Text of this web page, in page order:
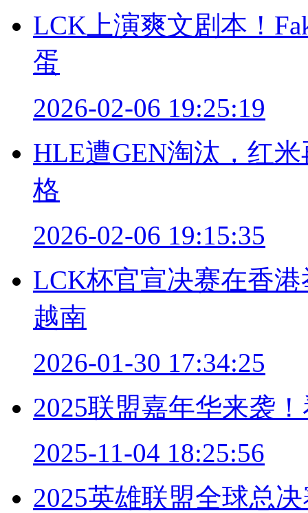
LCK上演爽文剧本！
蛋
2026-02-06 19:25:19
HLE遭GEN淘汰，红
格
2026-02-06 19:15:35
LCK杯官宣决赛在香
越南
2026-01-30 17:34:25
2025联盟嘉年华来袭
2025-11-04 18:25:56
2025英雄联盟全球总